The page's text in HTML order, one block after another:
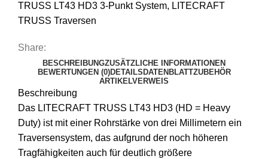
TRUSS LT43 HD3 3-Punkt System, LITECRAFT
TRUSS Traversen
Share:
BESCHREIBUNGZUSÄTZLICHE INFORMATIONEN
BEWERTUNGEN (0)DETAILS DATENBLATTZUBEHÖR
ARTIKELVERWEIS
Beschreibung
Das LITECRAFT TRUSS LT43 HD3 (HD = Heavy
Duty) ist mit einer Rohrstärke von drei Millimetern ein
Traversensystem, das aufgrund der noch höheren
Tragfähigkeiten auch für deutlich größere